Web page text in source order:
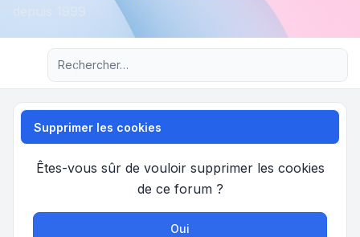
Recherche avancée
Supprimer les cookies
Êtes-vous sûr de vouloir supprimer les cookies
de ce forum ?
Oui